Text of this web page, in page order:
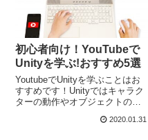
初心者向け！YouTubeで
Unityを学ぶ!おすすめ5選
YoutubeでUnityを学ぶことはお
すすめです！Unityではキャラク
ターの動作やオブジェクトの動
りやすいものが多いです。最近
2020.01.31